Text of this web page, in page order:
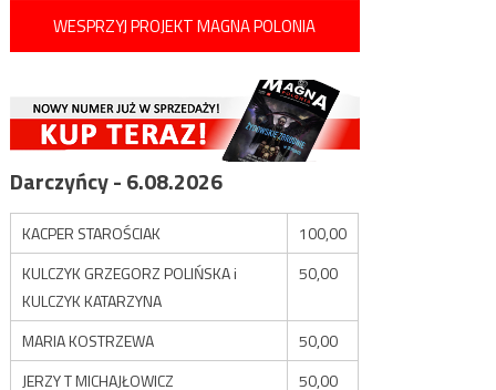
WESPRZYJ PROJEKT MAGNA POLONIA
Darczyńcy - 6.08.2026
KACPER STAROŚCIAK
100,00
KULCZYK GRZEGORZ POLIŃSKA i
KULCZYK KATARZYNA
50,00
MARIA KOSTRZEWA
50,00
JERZY T MICHAJŁOWICZ
50,00